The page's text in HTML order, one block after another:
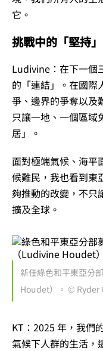
它。
挑戰中的「堅持」
Ludivine：在下一個
的「連結」。在國際
爭、邊界的爭奪以及
只讓一地、一個區域
居」。
面對極端氣候、海平
候難民，我也看到東
夠推動的改變，不只
擴及全球。
新任綠色和平東亞分
Houdet）。 © Ryder
KT：2025 年，我們
氣候下人群的生活，